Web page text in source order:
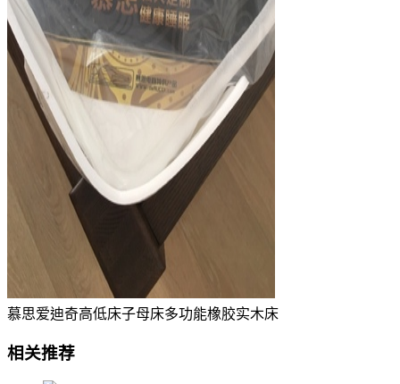
慕思爱迪奇高低床子母床多功能橡胶实木床
相关推荐